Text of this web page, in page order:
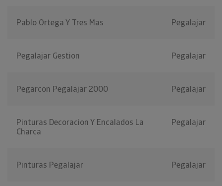
Pablo Ortega Y Tres Mas Pegalajar
Pegalajar Gestion Pegalajar
Pegarcon Pegalajar 2000 Pegalajar
Pinturas Decoracion Y Encalados La
Charca
Pegalajar
Pinturas Pegalajar Pegalajar